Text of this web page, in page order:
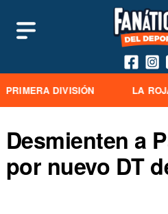
PRIMERA DIVISIÓN LA
Desmienten a
por nuevo DT